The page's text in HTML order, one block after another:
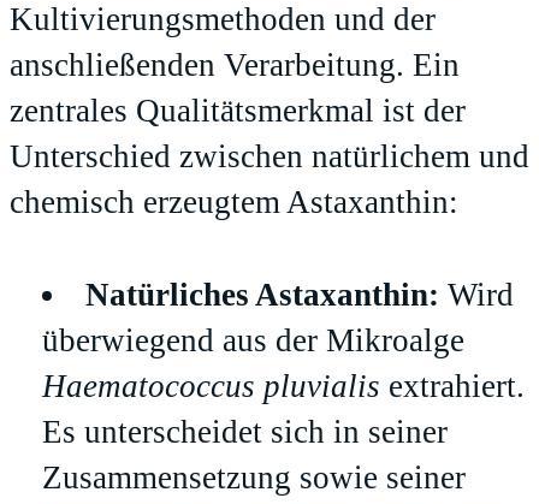
Kultivierungsmethoden und der
anschließenden Verarbeitung. Ein
zentrales Qualitätsmerkmal ist der
Unterschied zwischen natürlichem und
chemisch erzeugtem Astaxanthin:
Natürliches Astaxanthin: Wird
überwiegend aus der Mikroalge
Haematococcus pluvialis extrahiert.
Es unterscheidet sich in seiner
Zusammensetzung sowie seiner